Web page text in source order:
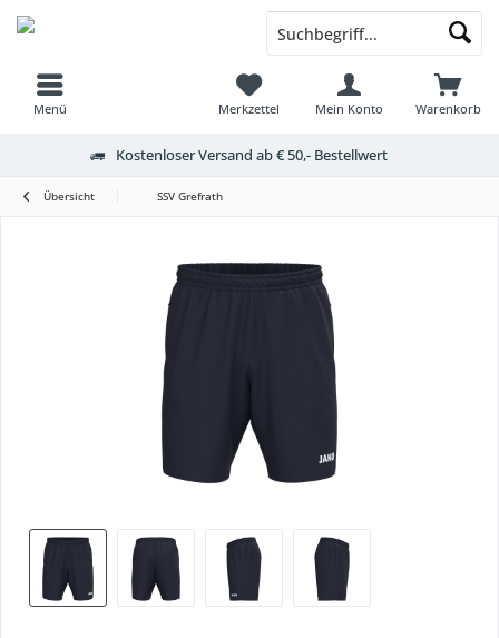
Menü Warenkorb
Merkzettel Mein Konto
Kostenloser Versand ab € 50,- Bestellwert
Übersicht SSV Grefrath